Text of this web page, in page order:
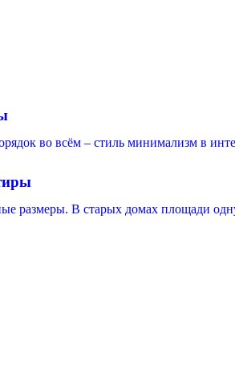
во всём – стиль минимализм в
размеры. В старых домах площади